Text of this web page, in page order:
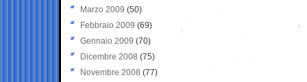
Marzo 2009 (50)
Febbraio 2009 (69)
Gennaio 2009 (70)
Dicembre 2008 (75)
Novembre 2008 (77)